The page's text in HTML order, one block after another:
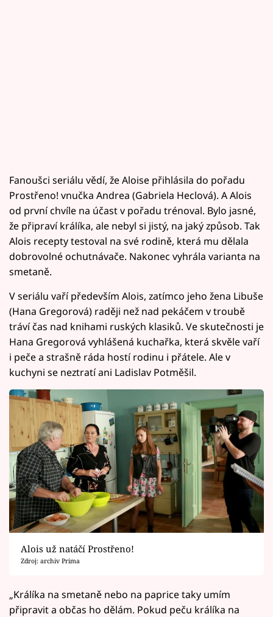
Fanoušci seriálu vědí, že Aloise přihlásila do pořadu
Prostřeno! vnučka Andrea (Gabriela Heclová). A Alois
od první chvíle na účast v pořadu trénoval. Bylo jasné,
že připraví králíka, ale nebyl si jistý, na jaký způsob. Tak
Alois recepty testoval na své rodině, která mu dělala
dobrovolné ochutnávače. Nakonec vyhrála varianta na
smetaně.
V seriálu vaří především Alois, zatímco jeho žena Libuše
(Hana Gregorová) raději než nad pekáčem v troubě
tráví čas nad knihami ruských klasiků. Ve skutečnosti je
Hana Gregorová vyhlášená kuchařka, která skvěle vaří
i peče a strašně ráda hostí rodinu i přátele. Ale v
kuchyni se neztratí ani Ladislav Potměšil.
Alois už natáčí Prostřeno!
Zdroj: archiv Prima
„Králíka na smetaně nebo na paprice taky umím
připravit a občas ho dělám. Pokud peču králíka na